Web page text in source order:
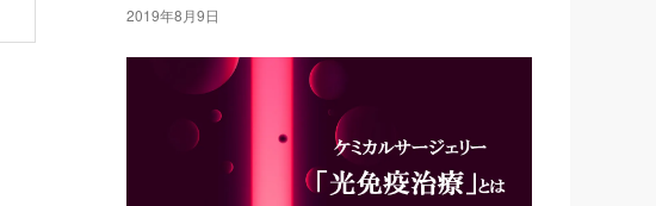
2019年8月9日